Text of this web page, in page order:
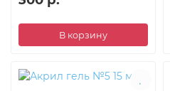
В корзину